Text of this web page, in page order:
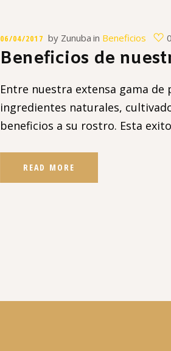
06/04/2017 by Zunuba in Beneficios
Beneficios de
Entre nuestra extensa gama
ingredientes naturales,
beneficios a su rostro. Esta
READ MORE